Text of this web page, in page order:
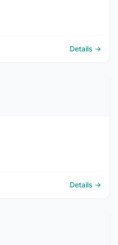
Details →
Details →